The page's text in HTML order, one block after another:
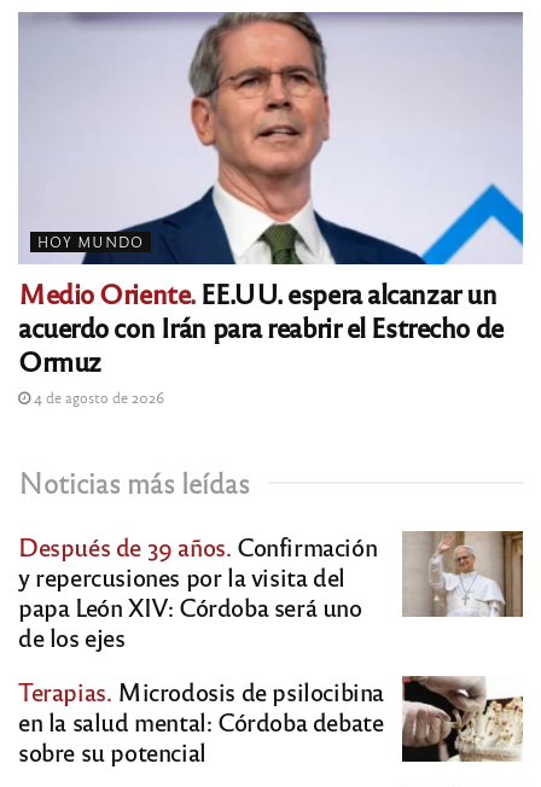
HOY MUNDO
Medio Oriente.EE.UU. espera alcanzar un
acuerdo con Irán para reabrir el Estrecho de
Ormuz
4 de agosto de 2026
Noticias más leídas
Después de 39 años. Confirmación
y repercusiones por la visita del
papa León XIV: Córdoba será uno
de los ejes
Terapias. Microdosis de psilocibina
en la salud mental: Córdoba debate
sobre su potencial